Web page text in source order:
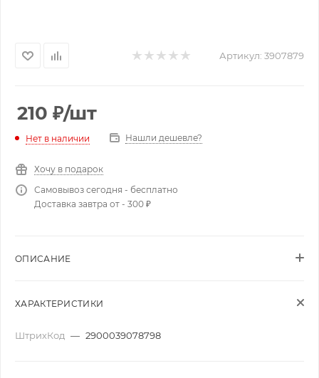
Артикул: 3907879
210 ₽/шт
Нет в наличии Нашли дешевле?
Хочу в подарок
Самовывоз сегодня - бесплатно
Доставка завтра от - 300 ₽
ОПИСАНИЕ
ХАРАКТЕРИСТИКИ
ШтрихКод — 2900039078798